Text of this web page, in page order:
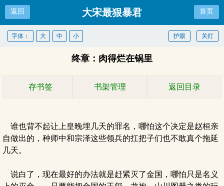
返回 大宋最狠暴君 首页
关灯
护眼
字体： 大 中 小
终章：肉得烂在锅里
存书签 书架管理 返回目录
谁也背不起让上皇晚埋几天的罪名，哪怕这个决定是赵桓亲
自做出的，种师中和宗泽这些领兵的扛把子们也不敢真个拖延
几天。
说白了，现在最好的办法就是赶紧灭了金国，哪怕只是名义